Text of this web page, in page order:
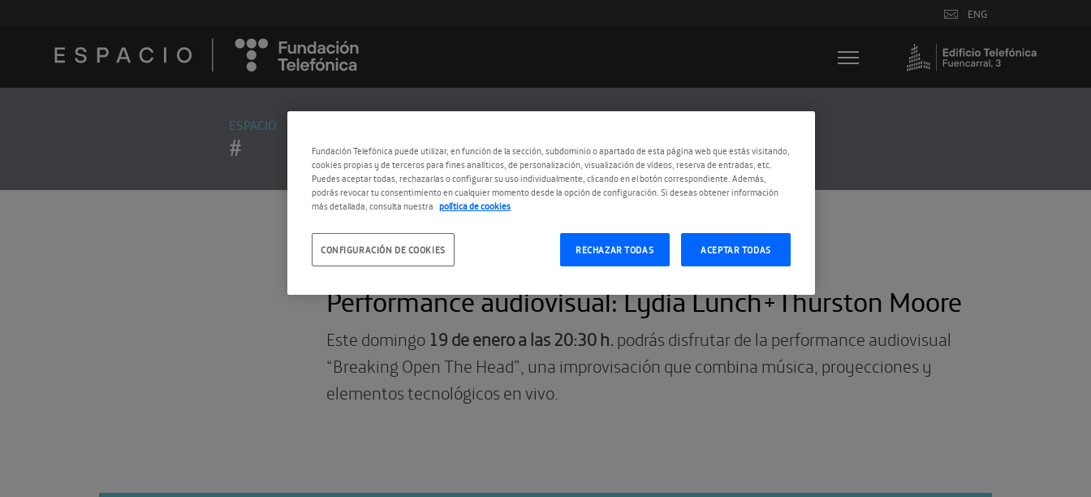
ENG
ESPACIO
#
10.01.2014
Performance audiovisual: Lydia Lunch+Thurston Moore
Este domingo 19 de enero a las 20:30 h.podrás disfrutar de la performance audiovisual
“Breaking Open The Head”, una improvisación que combina música, proyecciones y
elementos tecnológicos en vivo.
Fundación Telefónica puede utilizar, en función de la sección, subdominio o apartado de esta página web que estás visitando,
cookies propias y de terceros para fines analíticos, de personalización, visualización de vídeos, reserva de entradas, etc.
Puedes aceptar todas, rechazarlas o configurar su uso individualmente, clicando en el botón correspondiente. Además,
podrás revocar tu consentimiento en cualquier momento desde la opción de configuración. Si deseas obtener información
más detallada, consulta nuestra política de cookies
RECHAZAR TODAS ACEPTAR TODAS
CONFIGURACIÓN DE COOKIES